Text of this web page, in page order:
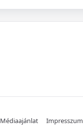
Médiaajánlat Impresszum